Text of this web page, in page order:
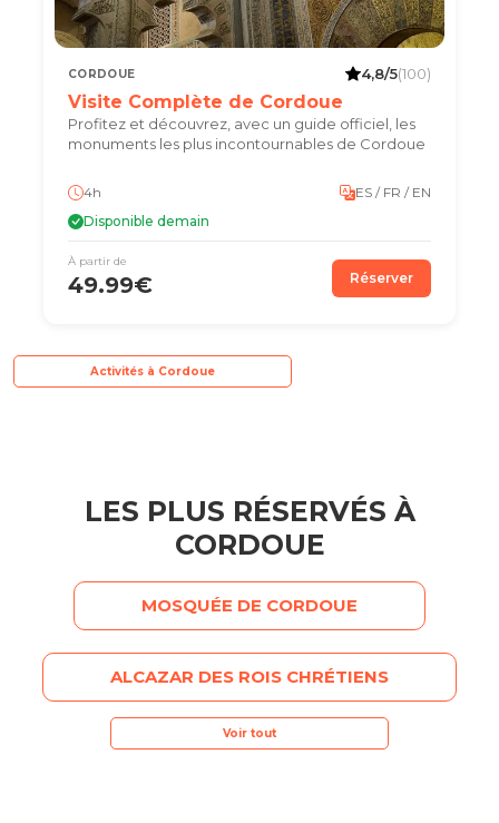
CORDOUE 4,8/5(100)
Visite Complète de Cordoue
Profitez et découvrez, avec un guide officiel, les
monuments les plus incontournables de Cordoue
4h
ES / FR / EN
Disponible demain
À partir de
49.99€ Réserver
Activités à Cordoue
LES PLUS RÉSERVÉS À
CORDOUE
MOSQUÉE DE CORDOUE
ALCAZAR DES ROIS CHRÉTIENS
Voir tout